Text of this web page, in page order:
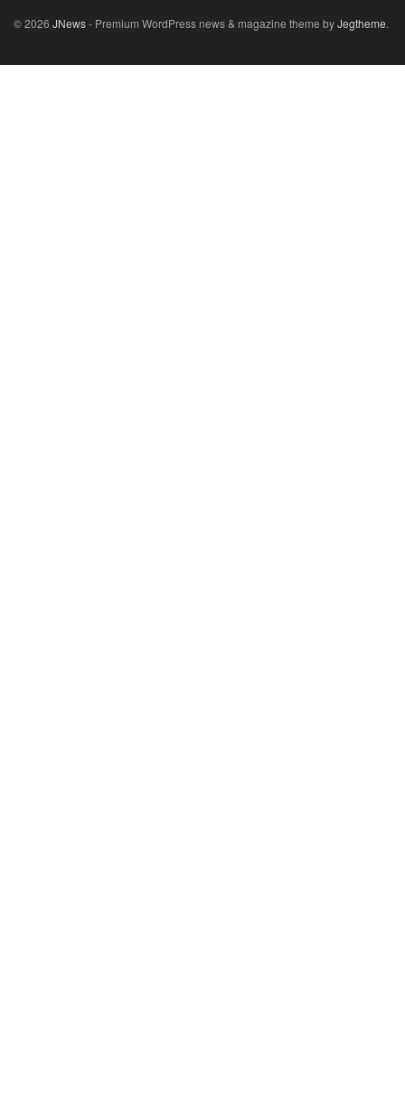
© 2026 JNews- Premium WordPress news & magazine theme byJegtheme.